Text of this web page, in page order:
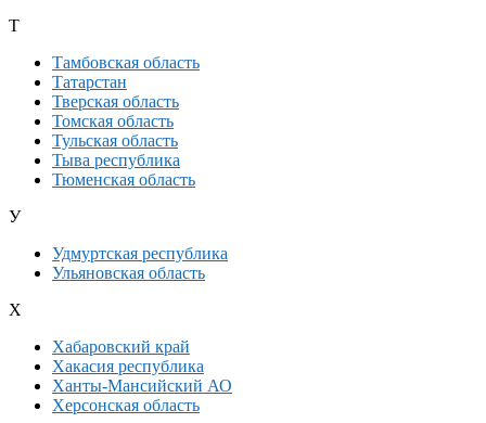
Т
Тамбовская область
Татарстан
Тверская область
Томская область
Тульская область
Тыва республика
Тюменская область
У
Удмуртская республика
Ульяновская область
Х
Хабаровский край
Хакасия республика
Ханты-Мансийский АО
Херсонская область